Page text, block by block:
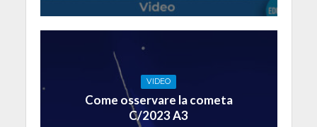
VIDEO
Come osservare la cometa
C/2023 A3